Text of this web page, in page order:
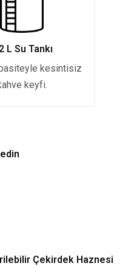
L Su Tankı
kesintisiz
keyfi.
Çekirdek Haznesi